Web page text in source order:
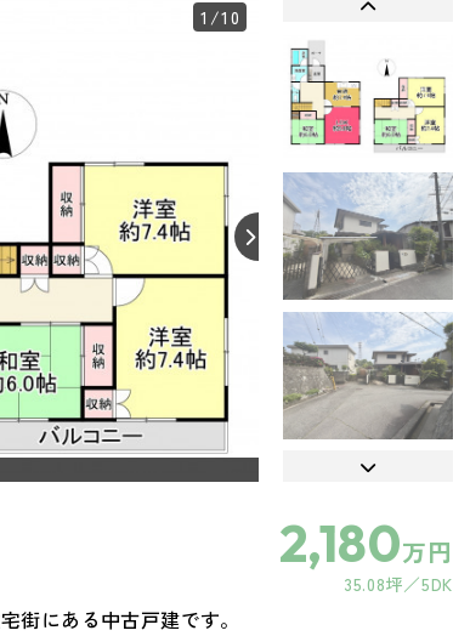
1 /10
2,180万円
35.08坪 5DK
街にある中古戸建です。